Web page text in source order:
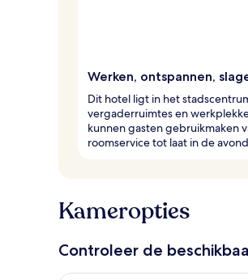
Werken, ontspannen,
Dit hotel ligt in het
vergaderruimtes en
kunnen gasten gebruikmaken
roomservice tot laat in de
Kameropties
Controleer de